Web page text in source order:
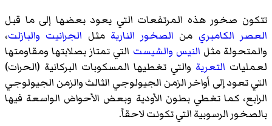
تتكون صخور هذه المرتفعات التي يعود بعضها إلى ما قبل
العصر الكامبري من الصخور النارية مثل الجرانيت والبازلت،
والمتحولة مثل النيس والشيست التي تمتاز بصلابتها ومقاومتها
لعمليات التعرية والتي تغطيها المسكوبات البركانية (الحرات)
التي تعود إلى أواخر الزمن الجيولوجي الثالث والزمن الجيولوجي
الرابع، كما تغطي بطون الأودية وبعض الأحواض الواسعة فيها
بالصخور الرسوبية التي تكونت لاحقاً.